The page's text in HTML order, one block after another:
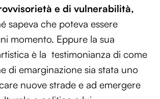
e di vulnerabilità,
sapeva che poteva essere
momento. Eppure la sua
è la testimonianza di come
di emarginazione sia stata uno
nuove strade e ad emergere